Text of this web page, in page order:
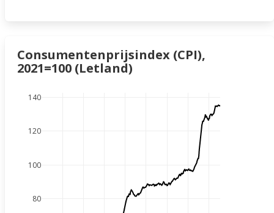
Consumentenprijsindex (CPI),
2021=100 (Letland)
80
100
120
140